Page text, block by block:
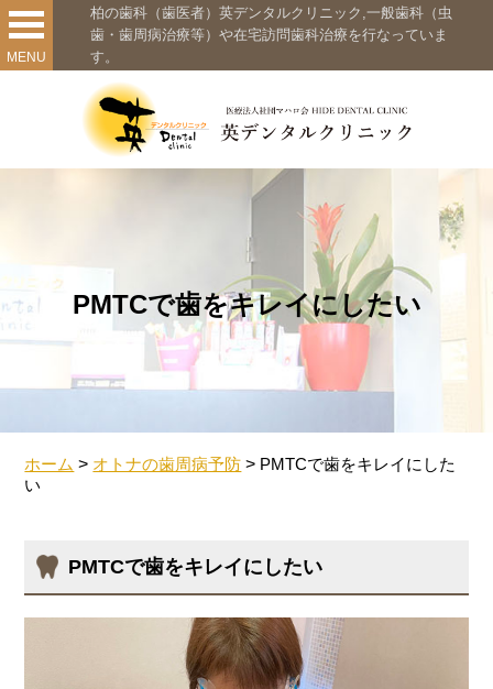
MENU
柏の歯科（歯医者）英デンタルクリニック,一般歯科（虫
歯・歯周病治療等）や在宅訪問歯科治療を行なっていま
す。
PMTCで歯をキレイにしたい
ホーム > オトナの歯周病予防 > PMTCで歯をキレイにした
い
PMTCで歯をキレイにしたい